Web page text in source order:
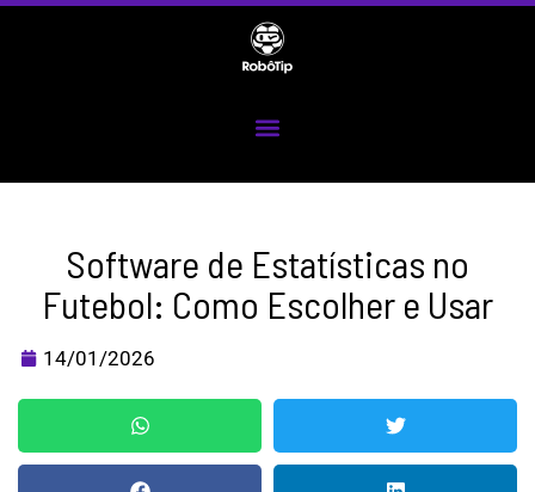
Menu
Software de Estatísticas no
Futebol: Como Escolher e Usar
14/01/2026